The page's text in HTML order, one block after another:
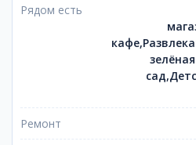
Рядом есть
Ремонт